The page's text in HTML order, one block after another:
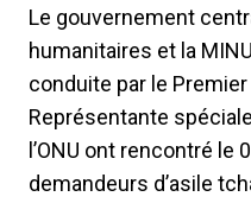
Le gouvernement
humanitaires et la
conduite par le
Représentante
l’ONU ont rencontré le
demandeurs d’asile